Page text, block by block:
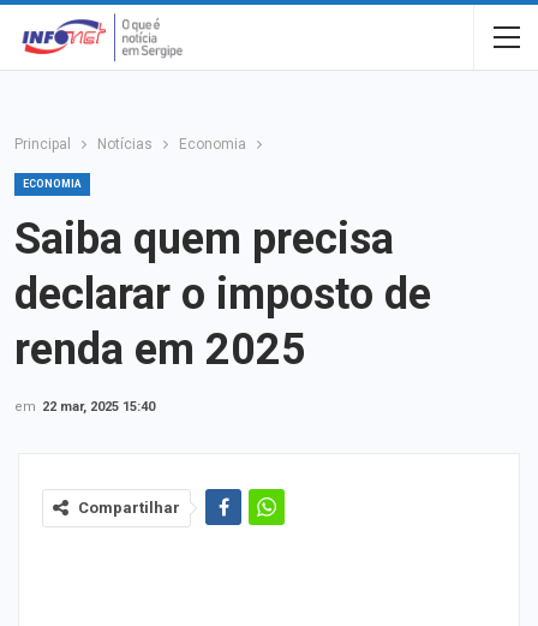
Principal Notícias Economia
ECONOMIA
Saiba quem precisa
declarar o imposto de
renda em 2025
em 22 mar, 2025 15:40
Compartilhar